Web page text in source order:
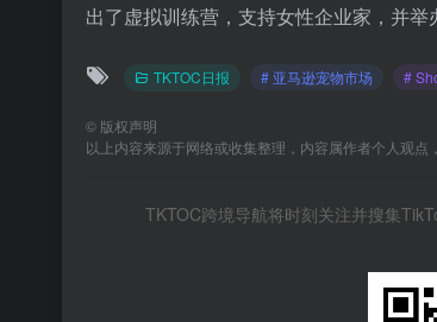
出了虚拟训练营，支持女性企业家，并举
TKTOC日报 # 亚马逊宠物市场 #
© 版权声明
以上内容来源于网络或收集整理，内容属作者个人观点
TKTOC跨境导航将时刻关注并搜集